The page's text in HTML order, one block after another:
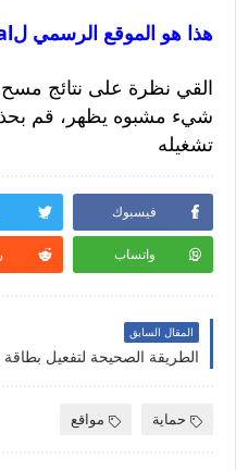
virustotalهذا هو الموقع الرسمي ل
القي نظرة على نتائج
شيء مشبوه يظهر، قم
تشغيله
فيسبوك
واتساب
المقال السابق
الطريقة الصحيحة لتفعيل بطاقة
حماية مواقع